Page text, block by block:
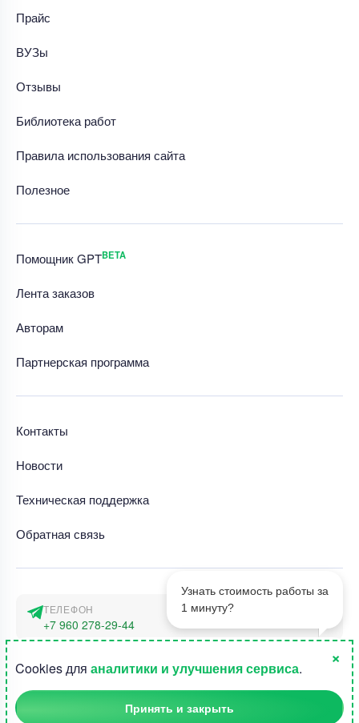
1
Узнать стоимость работы за
1 минуту?
Прайс
ВУЗы
Отзывы
Библиотека работ
Правила использования сайта
Полезное
Помощник GPTBETA
Лента заказов
Авторам
Партнерская программа
Контакты
Новости
Техническая поддержка
Обратная связь
ТЕЛЕФОН
+7 960 278-29-44
г. Москва, наб. Тараса Шевченко 23а
Cookies для аналитики и улучшения сервиса.
×
Принять и закрыть